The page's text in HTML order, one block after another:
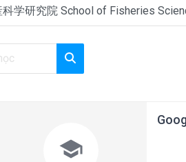
Tìm kiếm khoá học
